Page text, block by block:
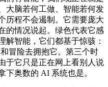
大脑若何工做、智能若何发
历程不会遏制。它需要庞大
的情况说起。绿色代表它感
解智能，它们都基于惊骇：
冒险去拥抱它。第三个时
于它只是正在网上看别人说
下奥数的 AI 系统也是。